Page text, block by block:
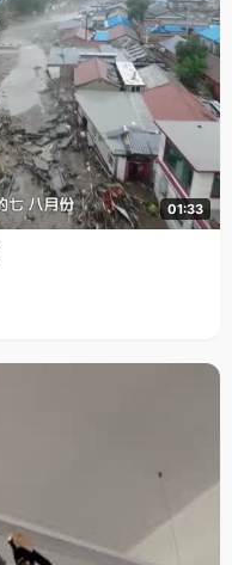
01:33